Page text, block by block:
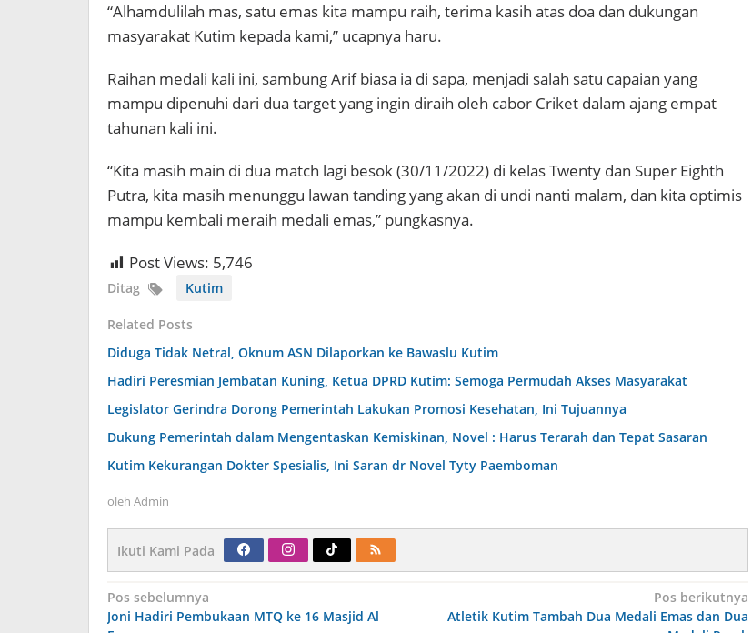
“Alhamdulilah mas, satu emas kita mampu raih, terima kasih atas doa dan dukungan
masyarakat Kutim kepada kami,” ucapnya haru.
Raihan medali kali ini, sambung Arif biasa ia di sapa, menjadi salah satu capaian yang
mampu dipenuhi dari dua target yang ingin diraih oleh cabor Criket dalam ajang empat
tahunan kali ini.
“Kita masih main di dua match lagi besok (30/11/2022) di kelas Twenty dan Super Eighth
Putra, kita masih menunggu lawan tanding yang akan di undi nanti malam, dan kita optimis
mampu kembali meraih medali emas,” pungkasnya.
Post Views: 5,746
Ditag Kutim
Related Posts
Diduga Tidak Netral, Oknum ASN Dilaporkan ke Bawaslu Kutim
Hadiri Peresmian Jembatan Kuning, Ketua DPRD Kutim: Semoga Permudah Akses Masyarakat
Legislator Gerindra Dorong Pemerintah Lakukan Promosi Kesehatan, Ini Tujuannya
Dukung Pemerintah dalam Mengentaskan Kemiskinan, Novel : Harus Terarah dan Tepat Sasaran
Kutim Kekurangan Dokter Spesialis, Ini Saran dr Novel Tyty Paemboman
oleh Admin
Ikuti Kami Pada
Navigasi
pos
Pos sebelumnya
Joni Hadiri Pembukaan MTQ ke 16 Masjid Al
Pos berikutnya
Atletik Kutim Tambah Dua Medali Emas dan Dua